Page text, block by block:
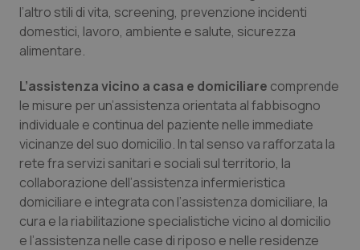
Sangue & coagulazione
Tiroide
Tumore al seno
Tumore ovarico
Tumori del Polmone & Testa Collo
Tumori gastrointestinali
l’altro stili di vita, screening, prevenzione incidenti
domestici, lavoro, ambiente e salute, sicurezza
alimentare.
L’assistenza vicino a casa e domiciliare comprende
le misure per un’assistenza orientata al fabbisogno
individuale e continua del paziente nelle immediate
vicinanze del suo domicilio. In tal senso va rafforzata la
rete fra servizi sanitari e sociali sul territorio, la
collaborazione dell’assistenza infermieristica
domiciliare e integrata con l’assistenza domiciliare, la
cura e la riabilitazione specialistiche vicino al domicilio
e l’assistenza nelle case di riposo e nelle residenze